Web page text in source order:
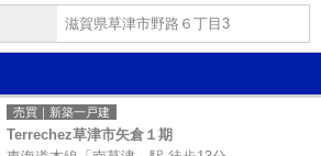
滋賀県草津市野路６丁目3
売買｜新築一戸建
Terrechez草津市矢倉１期